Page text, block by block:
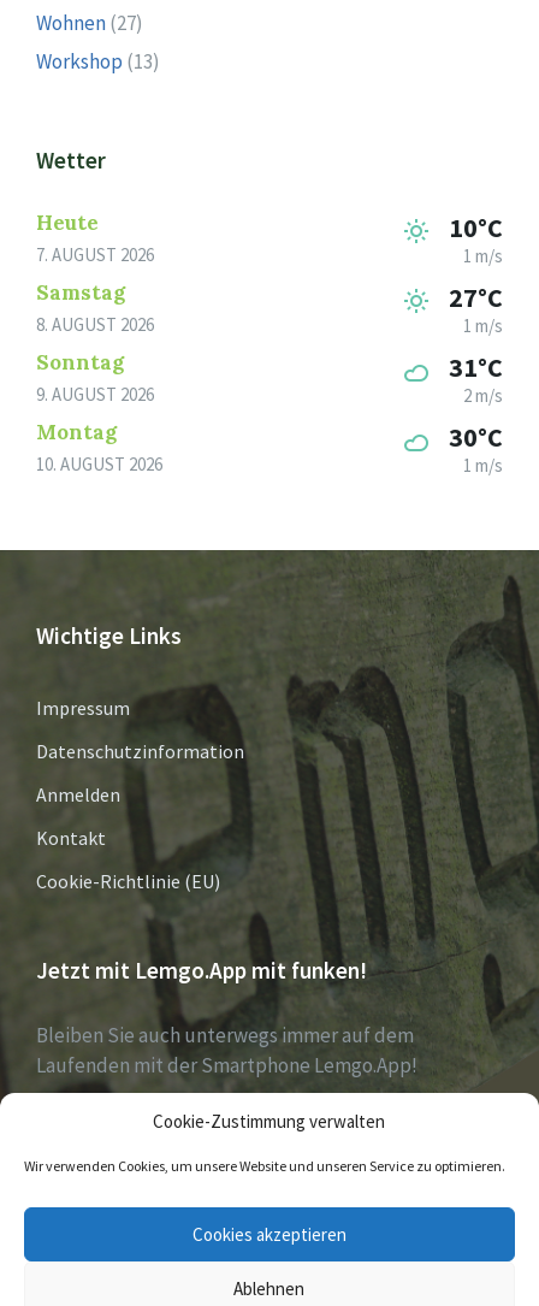
Cookie-Zustimmung verwalten
Wir verwenden Cookies, um unsere Website und unseren Service zu optimieren.
Cookies akzeptieren
Ablehnen
Wohnen(27)
Workshop (13)
Wetter
Heute
7. AUGUST 2026
10°C
1 m/s
Samstag
8. AUGUST 2026
27°C
1 m/s
Sonntag
9. AUGUST 2026
31°C
2 m/s
Montag
10. AUGUST 2026
30°C
1 m/s
Wichtige Links
Impressum
Datenschutzinformation
Anmelden
Kontakt
Cookie-Richtlinie (EU)
Jetzt mit Lemgo.App mit funken!
Bleiben Sie auch unterwegs immer auf dem
Laufenden mit der Smartphone Lemgo.App!
Jetzt laden für iOS & Android
Facebook Twitter